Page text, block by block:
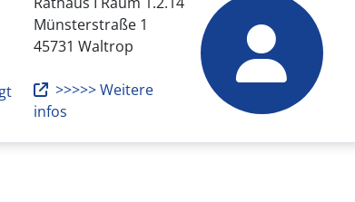
Münsterstraße 1
45731 Waltrop
>>>>> Weitere
infos